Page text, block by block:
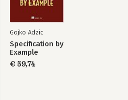
Gojko Adzic
Specification by
Example
€ 59,74